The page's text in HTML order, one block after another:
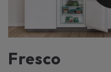
Fresco